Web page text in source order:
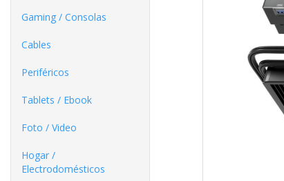
Gaming / Consolas
Cables
Periféricos
Tablets / Ebook
Foto / Video
Hogar /
Electrodomésticos